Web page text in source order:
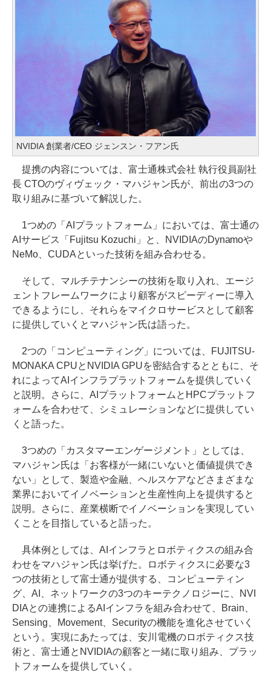
NVIDIA 創業者/CEO ジェンスン・フアン氏
提携の内容については、富士通株式会社 執行役員副社
長 CTOのヴィヴェック・マハジャン氏が、前出の3つの
取り組みに基づいて解説した。
1つめの「AIプラットフォーム」においては、富士通の
AIサービス「Fujitsu Kozuchi」と、NVIDIAのDynamoや
NeMo、CUDAといった技術を組み合わせる。
そして、マルチテナンシーの技術を取り入れ、エージ
ェントフレームワークにより顧客がスピーディーに導入
できるようにし、それらをマイクロサービスとして顧客
に提供していくとマハジャン氏は語った。
2つの「コンピューティング」については、FUJITSU-
MONAKA CPUとNVIDIA GPUを密結合するとともに、そ
れによってAIインフラプラットフォームを提供していく
と説明。さらに、AIプラットフォームとHPCプラットフ
ォームを合わせて、シミュレーションなどに提供してい
くと語った。
3つめの「カスタマーエンゲージメント」としては、
マハジャン氏は「お客様が一緒にいないと価値提供でき
ない」として、製造や金融、ヘルスケアなどさまざまな
業界においてイノベーションと生産性向上を提供すると
説明。さらに、産業横断でイノベーションを実現してい
くことを目指していると語った。
具体例としては、AIインフラとロボティクスの組み合
わせをマハジャン氏は挙げた。ロボティクスに必要な3
つの技術として富士通が提供する、コンピューティン
グ、AI、ネットワークの3つのキーテクノロジーに、NVI
DIAとの連携によるAIインフラを組み合わせて、Brain、
Sensing、Movement、Securityの機能を進化させていく
という。実現にあたっては、安川電機のロボティクス技
術と、富士通とNVIDIAの顧客と一緒に取り組み、プラッ
トフォームを提供していく。